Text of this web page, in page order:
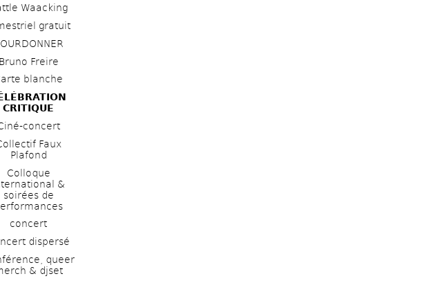
Waacking
gratuit
Bruno Freire
blanche
CRITIQUE
concert
Faux
Plafond
Colloque
&
soirées de
concert
dispersé
queer
& djset